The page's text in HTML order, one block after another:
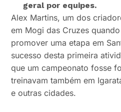
geral por equipes.
Alex Martins, um dos
em Mogi das Cruzes
promover uma etapa em
sucesso desta primeira
que um campeonato fosse
treinavam também em
e outras cidades.